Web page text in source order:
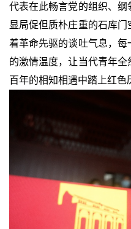
代表在此畅言党的组织、
显局促但质朴庄重的石库
着革命先驱的谈吐气息，
的激情温度，让当代青年
百年的相知相遇中踏上红色